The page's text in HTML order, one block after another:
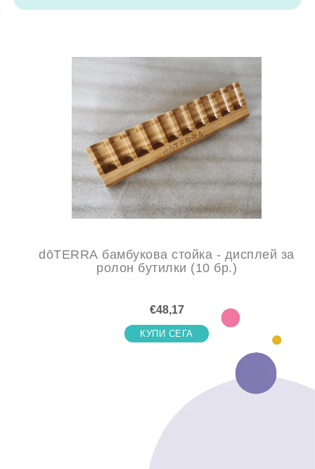
dōTERRA бамбукова стойка - дисплей за
ролон бутилки (10 бр.)
€48,17
КУПИ СЕГА